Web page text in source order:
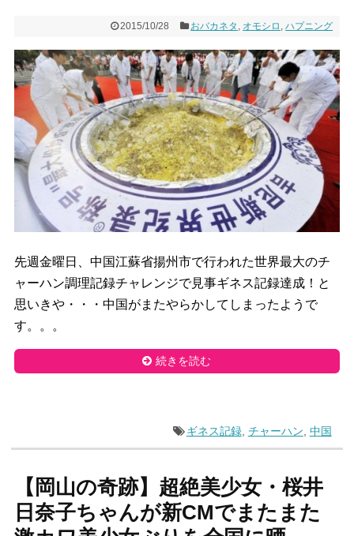
2015/10/28 おバカネタ , オモシロ ,ハプニング
先週金曜日、中国江蘇省揚州市で行われた世界最大のチ
ャーハン調理記録チャレンジで見事ギネス記録達成！と
思いきや・・・中国がまたやらかしてしまったようで
す。。。
続きを読む
ギネス記録, チャーハン 中国
【岡山の奇跡】超絶美少女・桜井
日奈子ちゃんが新CMでまたまた